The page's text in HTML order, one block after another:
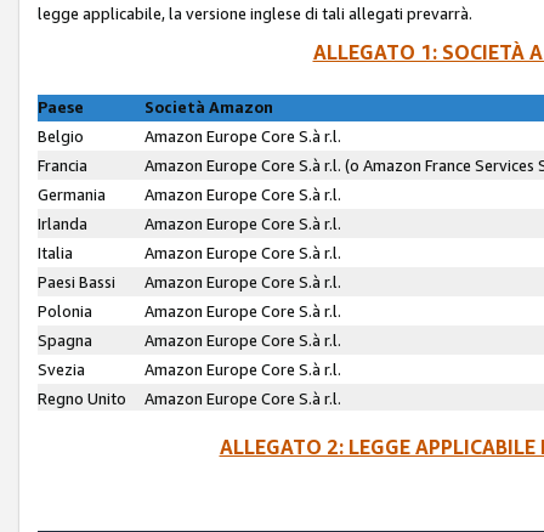
legge applicabile, la versione inglese di tali allegati prevarrà.
ALLEGATO 1: SOCIETÀ
Paese
Società Amazon
Belgio
Amazon Europe Core S.à r.l.
Francia
Amazon Europe Core S.à r.l. (o Amazon France
Germania
Amazon Europe Core S.à r.l.
Irlanda
Amazon Europe Core S.à r.l.
Italia
Amazon Europe Core S.à r.l.
Paesi Bassi
Amazon Europe Core S.à r.l.
Polonia
Amazon Europe Core S.à r.l.
Spagna
Amazon Europe Core S.à r.l.
Svezia
Amazon Europe Core S.à r.l.
Regno Unito
Amazon Europe Core S.à r.l.
ALLEGATO 2: LEGGE